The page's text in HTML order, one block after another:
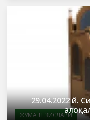
ЖУМА ТЕЗИСЛАРИ
29.04.2022 й.